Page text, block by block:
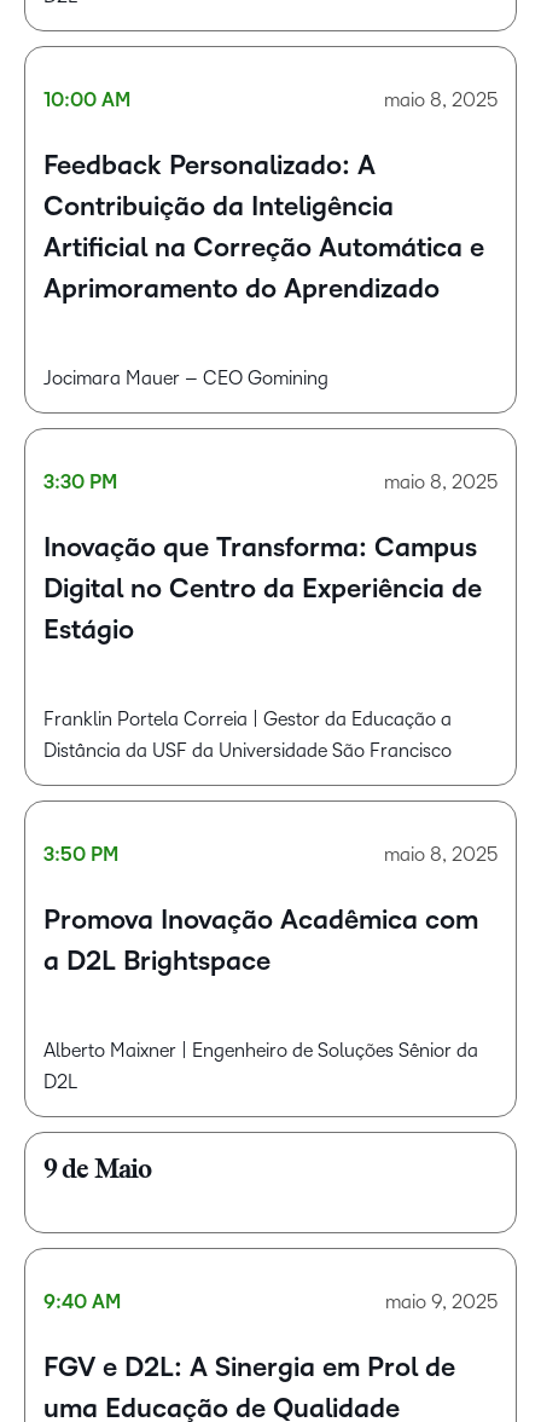
10:00 AM maio 8, 2025
Feedback Personalizado: A
Contribuição da Inteligência
Artificial na Correção Automática e
Aprimoramento do Aprendizado
Jocimara Mauer – CEO Gomining
3:30 PM maio 8, 2025
Inovação que Transforma: Campus
Digital no Centro da Experiência de
Estágio
Franklin Portela Correia | Gestor da Educação a
Distância da USF da Universidade São Francisco
3:50 PM maio 8, 2025
Promova Inovação Acadêmica com
a D2L Brightspace
Alberto Maixner | Engenheiro de Soluções Sênior da
D2L
9 de Maio
9:40 AM maio 9, 2025
FGV e D2L: A Sinergia em Prol de
uma Educação de Qualidade